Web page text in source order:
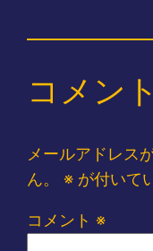
コメン
メールアドレス
ん。
※ が付いて
コメント ※